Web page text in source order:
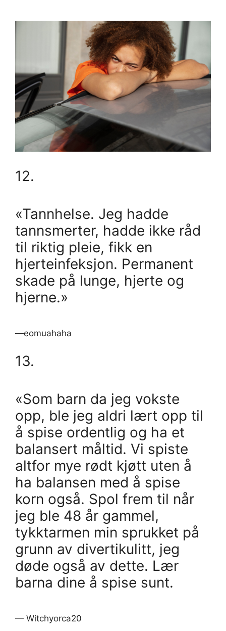
12.
«Tannhelse. Jeg hadde
tannsmerter, hadde ikke råd
til riktig pleie, fikk en
hjerteinfeksjon. Permanent
skade på lunge, hjerte og
hjerne.»
—eomuahaha
13.
«Som barn da jeg vokste
opp, ble jeg aldri lært opp til
å spise ordentlig og ha et
balansert måltid. Vi spiste
altfor mye rødt kjøtt uten å
ha balansen med å spise
korn også. Spol frem til når
jeg ble 48 år gammel,
tykktarmen min sprukket på
grunn av divertikulitt, jeg
døde også av dette. Lær
barna dine å spise sunt.
— Witchyorca20